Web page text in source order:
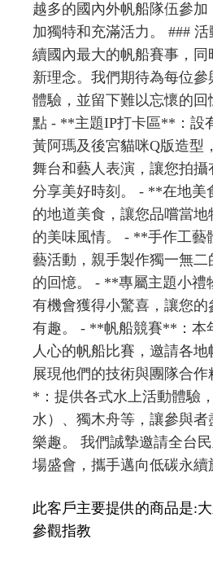
越多的國內外帆船隊伍參
加獨特和充滿活力。 ###
續國內最大的帆船賽事，
新理念。我們期待為每位
體驗，並留下難以忘懷的回
點 - **主題IP打卡區**：設
黃阿瑪及後宮貓咪Q版造型
舞台和藝人表演，讓您拍
分享美好時刻。 - **在地美
的地道美食，讓您品嚐當
的美味風情。 - **手作工藝
藝活動，親手製作獨一無
的回憶。 - **專屬主題小禮
有機會獲得小驚喜，讓您的
有趣。 - **帆船競賽**：本
人心的帆船比賽，邀請各地
展現他們的技術與團隊合
*：提供各式水上活動體驗
水）、獨木舟等，讓參與
樂趣。 我們誠摯邀請全台
場盛會，攜手邁向低碳永續
此客戶主要提供的商品是:
參觀指教